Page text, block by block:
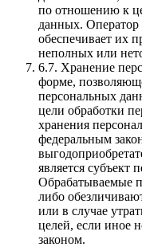
по отношению к
данных.
обеспечивает их
неполных или
6.7. Хранение
форме,
персональных
цели обработки
хранения
федеральным
является субъект
Обрабатываемые
либо
или в случае
целей, если иное
законом.